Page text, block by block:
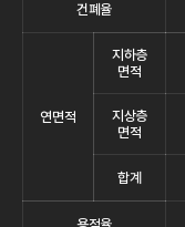
건폐율
연면적
지하층
면적
지상층
면적
합계